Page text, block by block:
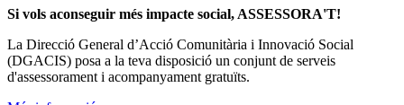
Si vols aconseguir més impacte social, ASSESSORA'T!
La Direcció General d’Acció Comunitària i Innovació Social
(DGACIS) posa a la teva disposició un conjunt de serveis
d'assessorament i acompanyament gratuïts.